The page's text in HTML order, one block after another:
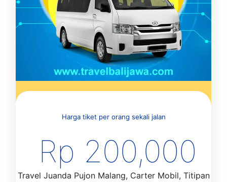
Harga tiket per orang sekali jalan
Rp 200,000
Travel Juanda Pujon Malang, Carter Mobil, Titipan